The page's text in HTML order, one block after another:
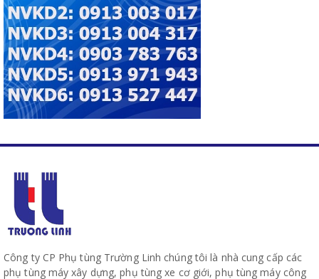
Công ty CP Phụ tùng Trường Linh chúng tôi là nhà cung cấp các
phụ tùng máy xây dựng, phụ tùng xe cơ giới, phụ tùng máy công